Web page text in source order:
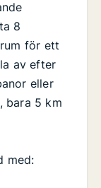
8
för ett
av efter
eller
bara 5 km
med: